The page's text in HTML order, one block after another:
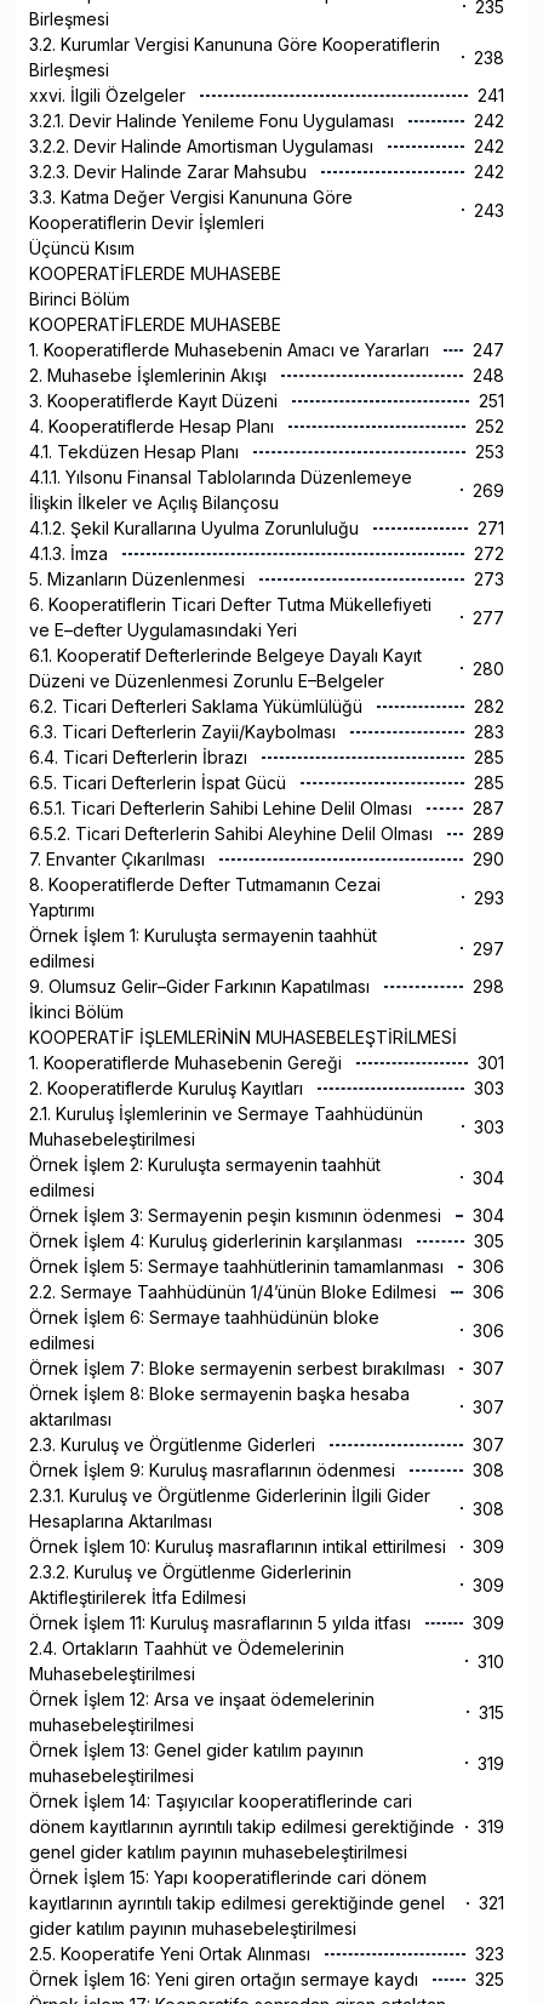
Birleşmesi
235
3.2. Kurumlar Vergisi Kanununa Göre Kooperatiflerin
Birleşmesi
238
xxvi. İlgili Özelgeler
241
3.2.1. Devir Halinde Yenileme Fonu Uygulaması
242
3.2.2. Devir Halinde Amortisman Uygulaması
242
3.2.3. Devir Halinde Zarar Mahsubu
242
3.3. Katma Değer Vergisi Kanununa Göre
Kooperatiflerin Devir İşlemleri
243
Üçüncü Kısım
KOOPERATİFLERDE MUHASEBE
Birinci Bölüm
KOOPERATİFLERDE MUHASEBE
1. Kooperatiflerde Muhasebenin Amacı ve Yararları
247
2. Muhasebe İşlemlerinin Akışı
248
3. Kooperatiflerde Kayıt Düzeni
251
4. Kooperatiflerde Hesap Planı
252
4.1. Tekdüzen Hesap Planı
253
4.1.1. Yılsonu Finansal Tablolarında Düzenlemeye
İlişkin İlkeler ve Açılış Bilançosu
269
4.1.2. Şekil Kurallarına Uyulma Zorunluluğu
271
4.1.3. İmza
272
5. Mizanların Düzenlenmesi
273
6. Kooperatiflerin Ticari Defter Tutma Mükellefiyeti
ve E–defter Uygulamasındaki Yeri
277
6.1. Kooperatif Defterlerinde Belgeye Dayalı Kayıt
Düzeni ve Düzenlenmesi Zorunlu E–Belgeler
280
6.2. Ticari Defterleri Saklama Yükümlülüğü
282
6.3. Ticari Defterlerin Zayii/Kaybolması
283
6.4. Ticari Defterlerin İbrazı
285
6.5. Ticari Defterlerin İspat Gücü
285
6.5.1. Ticari Defterlerin Sahibi Lehine Delil Olması
287
6.5.2. Ticari Defterlerin Sahibi Aleyhine Delil Olması
289
7. Envanter Çıkarılması
290
8. Kooperatiflerde Defter Tutmamanın Cezai
Yaptırımı
293
Örnek İşlem 1: Kuruluşta sermayenin taahhüt
edilmesi
297
9. Olumsuz Gelir–Gider Farkının Kapatılması
298
İkinci Bölüm
KOOPERATİF İŞLEMLERİNİN MUHASEBELEŞTİRİLMESİ
1. Kooperatiflerde Muhasebenin Gereği
301
2. Kooperatiflerde Kuruluş Kayıtları
303
2.1. Kuruluş İşlemlerinin ve Sermaye Taahhüdünün
Muhasebeleştirilmesi
303
Örnek İşlem 2: Kuruluşta sermayenin taahhüt
edilmesi
304
Örnek İşlem 3: Sermayenin peşin kısmının ödenmesi
304
Örnek İşlem 4: Kuruluş giderlerinin karşılanması
305
Örnek İşlem 5: Sermaye taahhütlerinin tamamlanması
306
2.2. Sermaye Taahhüdünün 1/4’ünün Bloke Edilmesi
306
Örnek İşlem 6: Sermaye taahhüdünün bloke
edilmesi
306
Örnek İşlem 7: Bloke sermayenin serbest bırakılması
307
Örnek İşlem 8: Bloke sermayenin başka hesaba
aktarılması
307
2.3. Kuruluş ve Örgütlenme Giderleri
307
Örnek İşlem 9: Kuruluş masraflarının ödenmesi
308
2.3.1. Kuruluş ve Örgütlenme Giderlerinin İlgili Gider
Hesaplarına Aktarılması
308
Örnek İşlem 10: Kuruluş masraflarının intikal ettirilmesi
309
2.3.2. Kuruluş ve Örgütlenme Giderlerinin
Aktifleştirilerek İtfa Edilmesi
309
Örnek İşlem 11: Kuruluş masraflarının 5 yılda itfası
309
2.4. Ortakların Taahhüt ve Ödemelerinin
Muhasebeleştirilmesi
310
Örnek İşlem 12: Arsa ve inşaat ödemelerinin
muhasebeleştirilmesi
315
Örnek İşlem 13: Genel gider katılım payının
muhasebeleştirilmesi
319
Örnek İşlem 14: Taşıyıcılar kooperatiflerinde cari
dönem kayıtlarının ayrıntılı takip edilmesi gerektiğinde
genel gider katılım payının muhasebeleştirilmesi
319
Örnek İşlem 15: Yapı kooperatiflerinde cari dönem
kayıtlarının ayrıntılı takip edilmesi gerektiğinde genel
gider katılım payının muhasebeleştirilmesi
321
2.5. Kooperatife Yeni Ortak Alınması
323
Örnek İşlem 16: Yeni giren ortağın sermaye kaydı
325